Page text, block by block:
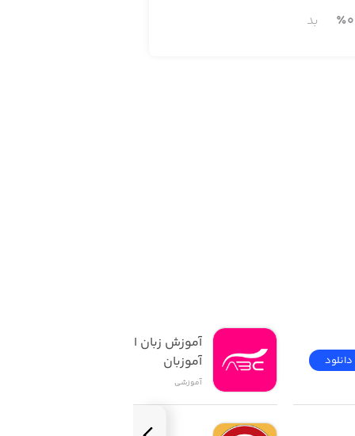
٪0 بد
دانلود
آموزبان
آموزشی